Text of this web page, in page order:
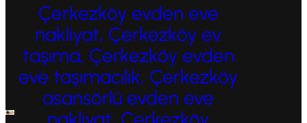
Çerkezköy evden eve
nakliyat, Çerkezköy ev
taşıma, Çerkezköy evden
eve taşımacılık, Çerkezköy
asansörlü evden eve